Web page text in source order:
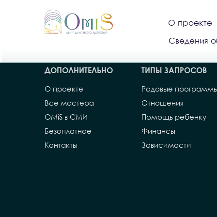
О проекте
Сведения
О проекте
Безоплатное
Контакты
ДОПОЛНИТЕЛЬНО
Родовые
Отношения
Помощь ребенку
Финансы
ТИПЫ ЗАПРОСОВ
Зависимости
OMiS в СМИ
Все мастера